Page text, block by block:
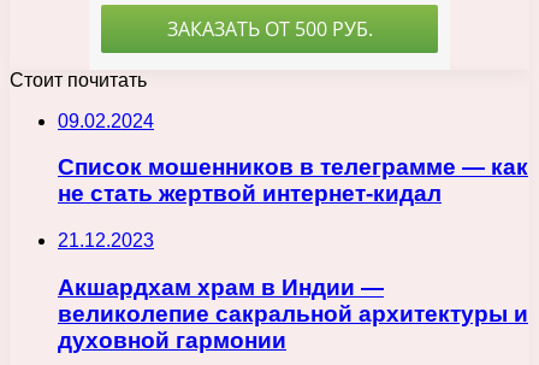
Стоит почитать
09.02.2024
Список мошенников в телеграмме — как
не стать жертвой интернет-кидал
21.12.2023
Акшардхам храм в Индии —
великолепие сакральной архитектуры и
духовной гармонии